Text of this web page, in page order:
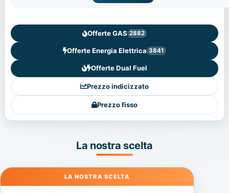
Offerte GAS 2882
Offerte Energia Elettrica 3841
Offerte Dual Fuel
Prezzo indicizzato
Prezzo fisso
La nostra scelta